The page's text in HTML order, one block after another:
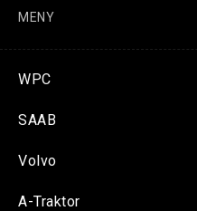
MENY
WPC
SAAB
Volvo
A-Traktor